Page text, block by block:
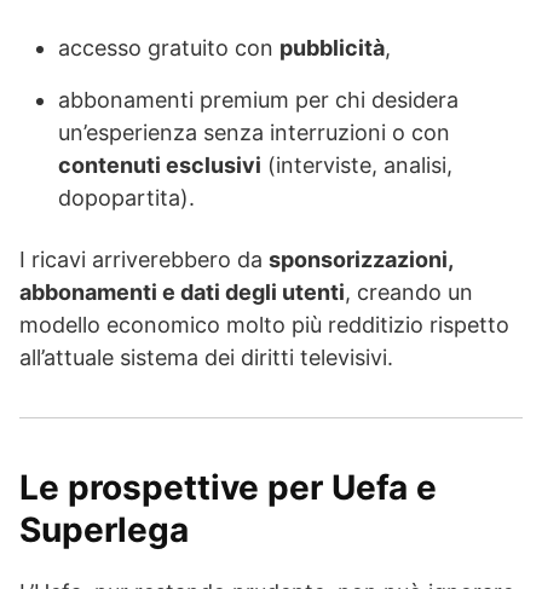
accesso gratuito con pubblicità,
abbonamenti premium per chi desidera
un’esperienza senza interruzioni o con
contenuti esclusivi (interviste, analisi,
dopopartita).
I ricavi arriverebbero da sponsorizzazioni,
abbonamenti e dati degli utenti, creando un
modello economico molto più redditizio rispetto
all’attuale sistema dei diritti televisivi.
Le prospettive per Uefa e
Superlega